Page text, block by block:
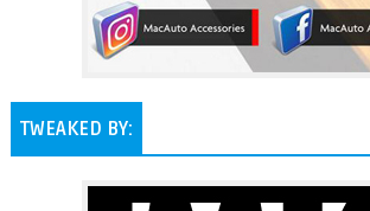
TWEAKED BY: